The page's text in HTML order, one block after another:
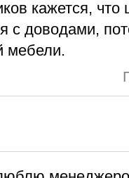
кажется,
с доводами,
мебели.